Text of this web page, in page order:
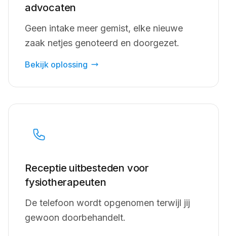
advocaten
Geen intake meer gemist, elke nieuwe
zaak netjes genoteerd en doorgezet.
Bekijk oplossing
Receptie uitbesteden voor
fysiotherapeuten
De telefoon wordt opgenomen terwijl jij
gewoon doorbehandelt.